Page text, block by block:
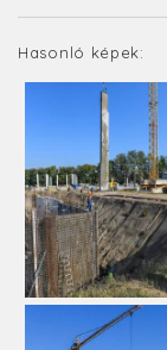
Hasonló képek: